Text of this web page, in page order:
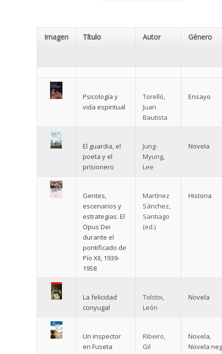
Imagen Título Autor Género
Psicología y
vida espiritual
Torelló,
Juan
Bautista
Ensayo
El guardia, el
poeta y el
prisionero
Jung-
Myung,
Lee
Novela
Gentes,
escenarios y
estrategias. El
Opus Dei
durante el
pontificado de
Pío XII, 1939-
1958
Martínez
Sánchez,
Santiago
(ed.)
Historia
La felicidad
conyugal
Tolstoi,
León
Novela
Un inspector
en Fuseta
Ribeiro,
Gil
Novela,
Novela